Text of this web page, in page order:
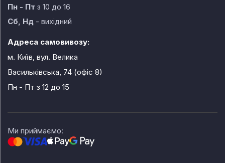
Пн - Пт з 10 до 16
Сб, Нд - вихідний
Адреса самовивозу:
м. Київ, вул. Велика
Васильківська, 74 (офіс 8)
Пн - Пт з 12 до 15
Ми приймаємо: